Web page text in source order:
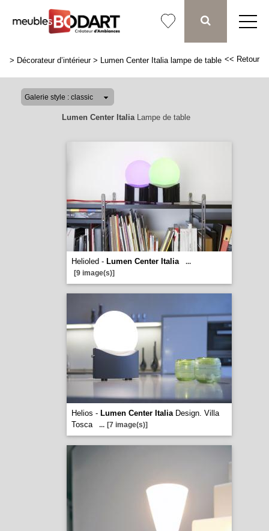
> Décorateur d’intérieur> Lumen Center Italia lampe de table << Retour
Lumen Center ItaliaLampe de table
Helioled - Lumen Center Italia
...
[9 image(s)]
Helios - Lumen Center ItaliaDesign. Villa
Tosca
... [7 image(s)]